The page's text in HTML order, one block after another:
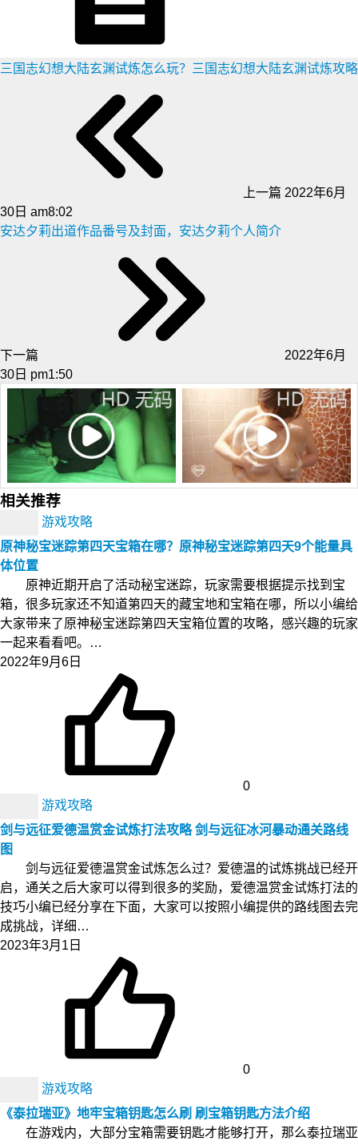
三国志幻想大陆玄渊试炼怎么玩？三国志幻想大陆玄渊试炼攻略
上一篇 2022年6月
30日 am8:02
安达夕莉出道作品番号及封面，安达夕莉个人简介
下一篇
2022年6月
30日 pm1:50
相关推荐
游戏攻略
原神秘宝迷踪第四天宝箱在哪？原神秘宝迷踪第四天9个能量具
体位置
原神近期开启了活动秘宝迷踪，玩家需要根据提示找到宝
箱，很多玩家还不知道第四天的藏宝地和宝箱在哪，所以小编给
大家带来了原神秘宝迷踪第四天宝箱位置的攻略，感兴趣的玩家
一起来看看吧。…
2022年9月6日
0
游戏攻略
剑与远征爱德温赏金试炼打法攻略 剑与远征冰河暴动通关路线
图
剑与远征爱德温赏金试炼怎么过？爱德温的试炼挑战已经开
启，通关之后大家可以得到很多的奖励，爱德温赏金试炼打法的
技巧小编已经分享在下面，大家可以按照小编提供的路线图去完
成挑战，详细…
2023年3月1日
0
游戏攻略
《泰拉瑞亚》地牢宝箱钥匙怎么刷 刷宝箱钥匙方法介绍
在游戏内，大部分宝箱需要钥匙才能够打开，那么泰拉瑞亚